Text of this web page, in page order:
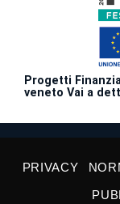
Progetti
veneto Vai a
PRIVACY